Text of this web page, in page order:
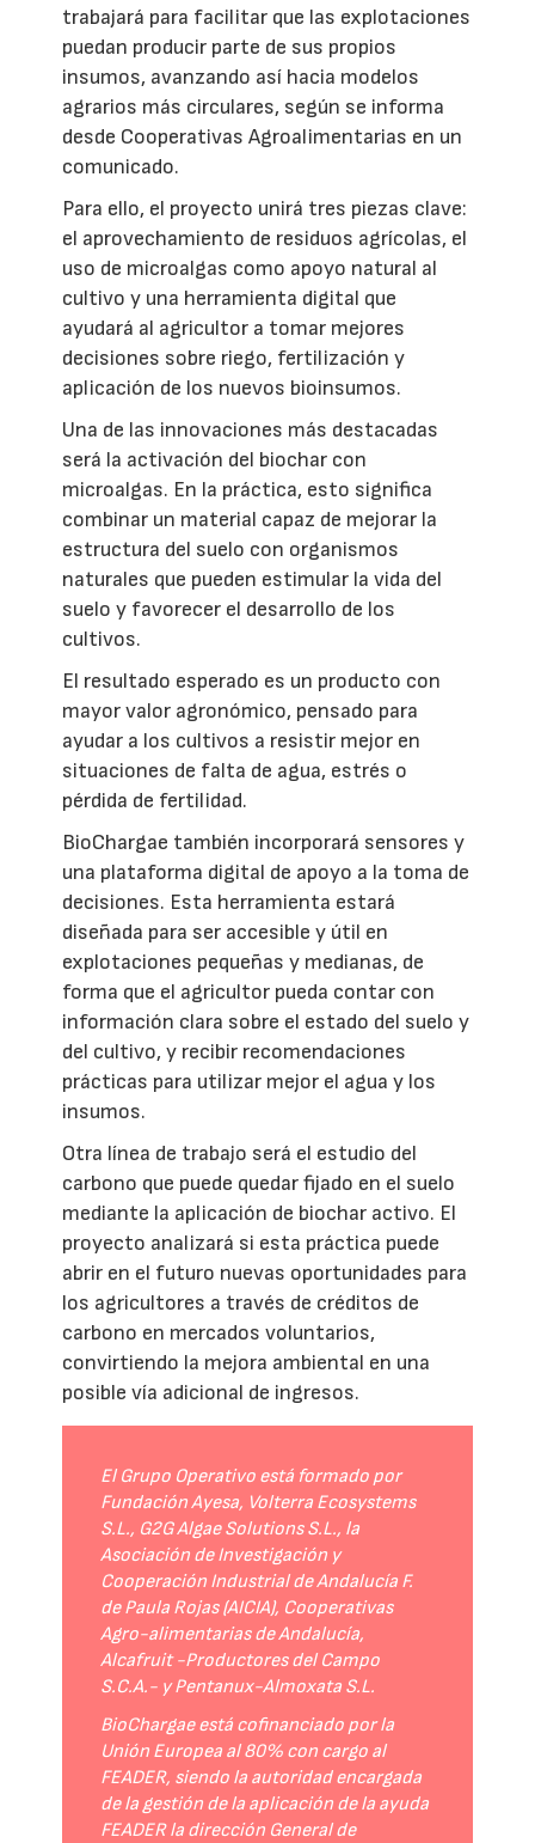
trabajará para facilitar que las explotaciones
puedan producir parte de sus propios
insumos, avanzando así hacia modelos
agrarios más circulares, según se informa
desde Cooperativas Agroalimentarias en un
comunicado.
Para ello, el proyecto unirá tres piezas clave:
el aprovechamiento de residuos agrícolas, el
uso de microalgas como apoyo natural al
cultivo y una herramienta digital que
ayudará al agricultor a tomar mejores
decisiones sobre riego, fertilización y
aplicación de los nuevos bioinsumos.
Una de las innovaciones más destacadas
será la activación del biochar con
microalgas. En la práctica, esto significa
combinar un material capaz de mejorar la
estructura del suelo con organismos
naturales que pueden estimular la vida del
suelo y favorecer el desarrollo de los
cultivos.
El resultado esperado es un producto con
mayor valor agronómico, pensado para
ayudar a los cultivos a resistir mejor en
situaciones de falta de agua, estrés o
pérdida de fertilidad.
BioChargae también incorporará sensores y
una plataforma digital de apoyo a la toma de
decisiones. Esta herramienta estará
diseñada para ser accesible y útil en
explotaciones pequeñas y medianas, de
forma que el agricultor pueda contar con
información clara sobre el estado del suelo y
del cultivo, y recibir recomendaciones
prácticas para utilizar mejor el agua y los
insumos.
Otra línea de trabajo será el estudio del
carbono que puede quedar fijado en el suelo
mediante la aplicación de biochar activo. El
proyecto analizará si esta práctica puede
abrir en el futuro nuevas oportunidades para
los agricultores a través de créditos de
carbono en mercados voluntarios,
convirtiendo la mejora ambiental en una
posible vía adicional de ingresos.
El Grupo Operativo está formado por
Fundación Ayesa, Volterra Ecosystems
S.L., G2G Algae Solutions S.L., la
Asociación de Investigación y
Cooperación Industrial de Andalucía F.
de Paula Rojas (AICIA), Cooperativas
Agro-alimentarias de Andalucía,
Alcafruit -Productores del Campo
S.C.A.- y Pentanux-Almoxata S.L.
BioChargae está cofinanciado por la
Unión Europea al 80% con cargo al
FEADER, siendo la autoridad encargada
de la gestión de la aplicación de la ayuda
FEADER la dirección General de